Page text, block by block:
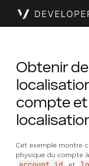
Obtenir
compte et
Cet exemple montre
physique du compte